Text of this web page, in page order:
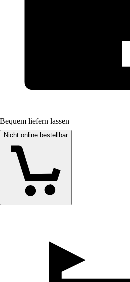
Bequem liefern lassen
Nicht online bestellbar